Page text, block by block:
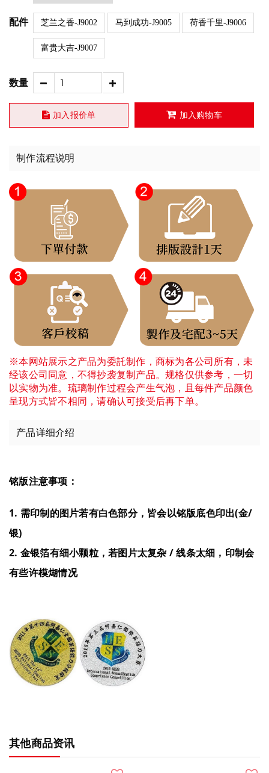
配件 芝兰之香-J9002 马到成功-J9005 荷香千里-J9006
富贵大吉-J9007
数量
加入报价单 加入购物车
制作流程说明
※本网站展示之产品为委託制作，商标为各公司所有，未
经该公司同意，不得抄袭复制产品。规格仅供参考，一切
以实物为准。琉璃制作过程会产生气泡，且每件产品颜色
呈现方式皆不相同，请确认可接受后再下单。
产品详细介绍
铭版注意事项：
1. 需印制的图片若有白色部分，皆会以铭版底色印出(金/
银)
2. 金银箔有细小颗粒，若图片太复杂 / 线条太细，印制会
有些许模煳情况
其他商品资讯